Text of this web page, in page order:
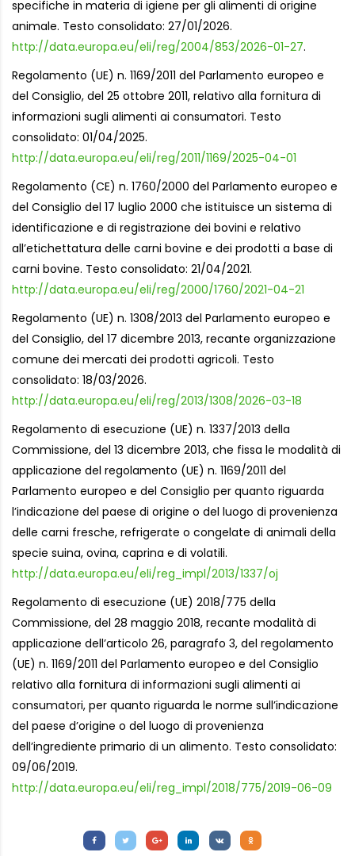
specifiche in materia di igiene per gli alimenti di origine
animale. Testo consolidato: 27/01/2026.
http://data.europa.eu/eli/reg/2004/853/2026-01-27.
Regolamento (UE) n. 1169/2011 del Parlamento europeo e
del Consiglio, del 25 ottobre 2011, relativo alla fornitura di
informazioni sugli alimenti ai consumatori. Testo
consolidato: 01/04/2025.
http://data.europa.eu/eli/reg/2011/1169/2025-04-01
Regolamento (CE) n. 1760/2000 del Parlamento europeo e
del Consiglio del 17 luglio 2000 che istituisce un sistema di
identificazione e di registrazione dei bovini e relativo
all’etichettatura delle carni bovine e dei prodotti a base di
carni bovine. Testo consolidato: 21/04/2021.
http://data.europa.eu/eli/reg/2000/1760/2021-04-21
Regolamento (UE) n. 1308/2013 del Parlamento europeo e
del Consiglio, del 17 dicembre 2013, recante organizzazione
comune dei mercati dei prodotti agricoli. Testo
consolidato: 18/03/2026.
http://data.europa.eu/eli/reg/2013/1308/2026-03-18
Regolamento di esecuzione (UE) n. 1337/2013 della
Commissione, del 13 dicembre 2013, che fissa le modalità di
applicazione del regolamento (UE) n. 1169/2011 del
Parlamento europeo e del Consiglio per quanto riguarda
l’indicazione del paese di origine o del luogo di provenienza
delle carni fresche, refrigerate o congelate di animali della
specie suina, ovina, caprina e di volatili.
http://data.europa.eu/eli/reg_impl/2013/1337/oj
Regolamento di esecuzione (UE) 2018/775 della
Commissione, del 28 maggio 2018, recante modalità di
applicazione dell’articolo 26, paragrafo 3, del regolamento
(UE) n. 1169/2011 del Parlamento europeo e del Consiglio
relativo alla fornitura di informazioni sugli alimenti ai
consumatori, per quanto riguarda le norme sull’indicazione
del paese d’origine o del luogo di provenienza
dell’ingrediente primario di un alimento. Testo consolidato:
09/06/2019.
http://data.europa.eu/eli/reg_impl/2018/775/2019-06-09